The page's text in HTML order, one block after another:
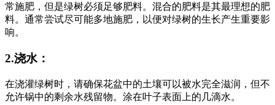
常施肥，但是绿树必须足够肥料。混合的肥料是其最理想的肥
料。通常尝试尽可能多地施肥，以便对绿树的生长产生重要影
响。
2.浇水：
在浇灌绿树时，请确保花盆中的土壤可以被水完全滋润，但不
允许锅中的剩余水残留物。涂在叶子表面上的几滴水。